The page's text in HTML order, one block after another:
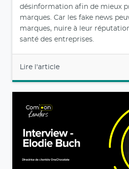
désinformation afin de mieux
marques. Car les fake news
marques, nuire à leur
santé des entreprises.
Lire l'article